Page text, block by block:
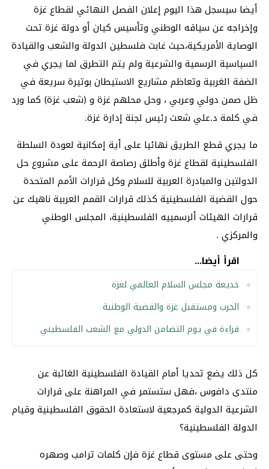
أيضا سيسجل هذا اليوم إعلان الفصل النهائي لقطاع غزة
وإخراجه عن سياقه الوطني وتأسيس كيان أو دولة غزة تحت
الوصاية الأمريكية،حيث غابت فلسطين الدولة والشعب والقيادة
السياسية الرسمية والشرعية ولم يتم التطرق لما يجري في
الضفة الغربية وتعاظم مشاريع الاستيطان بوتيرة سريعة في
ظل صمن دولي وعربي ، وحل محلهم غزة و (شعب غزة) كما ورد
في كلمة د.علي شعت رئيس لجنة إدارة غزة.
ما يجري قطع الطريق نهائيا على أية إمكانية لعودة السلطة
الفلسطينية لقطاع غزة وأطلق رصاصة الرحمة على مشروع حل
الدولتين والمبادرة العربية للسلام وكل قرارات الأمم المتحدة
حول القضية الفلسطينية كذلك قرارات القمم العربية ناهيك عن
قرارات الهيئات ألرسمييه الفلسطينية، المجلس الوطني
والمركزي .
اقرأ أيضا...
خديعة مجلس السلام العالمي لغزة
الحرب ومستقبل غزة والقضية الوطنية
قراءة في يوم التضامن الدولي مع الشعب الفلسطيني
كل ذلك يضع تحديا أمام القيادة الفلسطينية الغائبة عن
منتدى دافوس ،فهل ستستمر في المراهنة على قرارات
الشرعية الدولية كمرجعية لاستعادة الحقوق الفلسطينية وقيام
الدولة الفلسطينية؟
وحتى على مستوى قطاع غزة فإن كلمات ترامب وصهره